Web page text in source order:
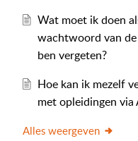
Wat moet ik doen
wachtwoord van de
ben vergeten?
Hoe kan ik mezelf
met opleidingen via
Alles weergeven